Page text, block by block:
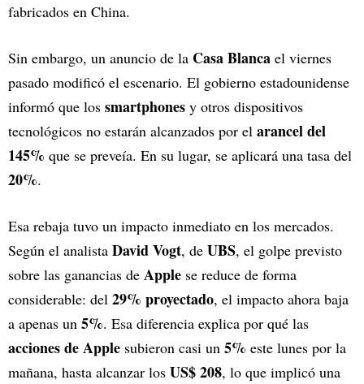
fabricados en China.
Sin embargo, un anuncio de la Casa Blanca el viernes
pasado modificó el escenario. El gobierno estadounidense
informó que los smartphones y otros dispositivos
tecnológicos no estarán alcanzados por el arancel del
145% que se preveía. En su lugar, se aplicará una tasa del
20%.
Esa rebaja tuvo un impacto inmediato en los mercados.
Según el analista David Vogt, de UBS, el golpe previsto
sobre las ganancias de Apple se reduce de forma
considerable: del 29% proyectado, el impacto ahora baja
a apenas un 5%. Esa diferencia explica por qué las
acciones de Apple subieron casi un 5% este lunes por la
mañana, hasta alcanzar los US$ 208, lo que implicó una